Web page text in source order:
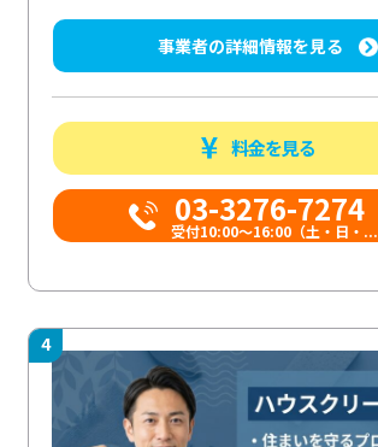
事業者の詳細情報を見る
料金を見る
03-3276-7274
受付10:00〜16:00（土・日・...
4